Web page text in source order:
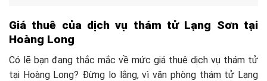
Giá thuê của dịch vụ thám tử Lạng Sơn tại
Hoàng Long
Có lẽ bạn đang thắc mắc về mức giá thuê dịch vụ thám tử
tại Hoàng Long? Đừng lo lắng, vì văn phòng thám tử Lạng